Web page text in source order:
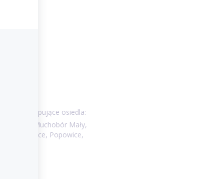
czyli następujące osiedla:
Muchobór Mały,
Pilczyce, Popowice,